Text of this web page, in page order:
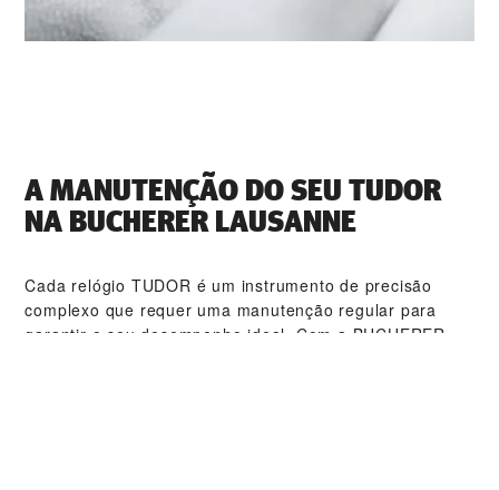
A MANUTENÇÃO DO SEU TUDOR
NA ‭BUCHERER LAUSANNE‬
Cada relógio TUDOR é um instrumento de precisão
complexo que requer uma manutenção regular para
garantir o seu desempenho ideal. Com a ‭BUCHERER